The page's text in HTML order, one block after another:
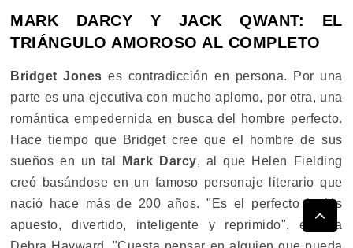
MARK DARCY Y JACK QWANT: EL
TRIÁNGULO AMOROSO AL COMPLETO
Bridget Jones es contradicción en persona. Por una
parte es una ejecutiva con mucho aplomo, por otra, una
romántica empedernida en busca del hombre perfecto.
Hace tiempo que Bridget cree que el hombre de sus
sueños en un tal
Mark Darcy, al que Helen Fielding
creó basándose en un famoso personaje literario que
nació hace más de 200 años. "Es el perfecto inglés
apuesto, divertido, inteligente y reprimido", explica